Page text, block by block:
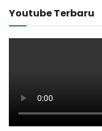
Youtube Terbaru